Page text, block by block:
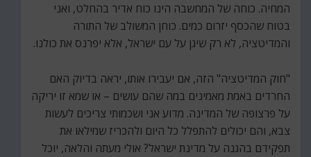
המחיה. כוחה של המחשבה הינו כוח אדיר בהחלט, ואני
בטוח שהכסף יזרום כמים. כוחן המשולב של התורה
והמדיטציה, לא רק שיגן על עם ישראל, אלא יפרנס את כולנו.
"חוק המדיטציה" הזה, אם יעבירו אותו, יראה בדיוק האם
החרדים באמת מאמינים במה שהם עושים – או שמא זו יריקה
על פרצופה של המדינה. מדוע אני ושכמותי צריכים לעשות
צבא, והם יכולים להתפלל כל היום ולהכריז שמילאו את
תפקידם בהגנה על מדינת ישראל? אולי מעתה והלאה, יוכל